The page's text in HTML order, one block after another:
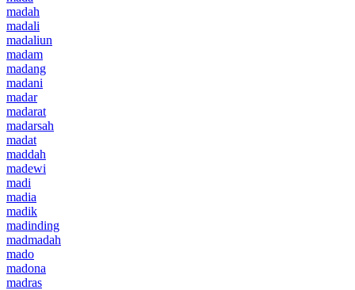
madah
madali
madaliun
madam
madang
madani
madar
madarat
madarsah
madat
maddah
madewi
madi
madia
madik
madinding
madmadah
mado
madona
madras